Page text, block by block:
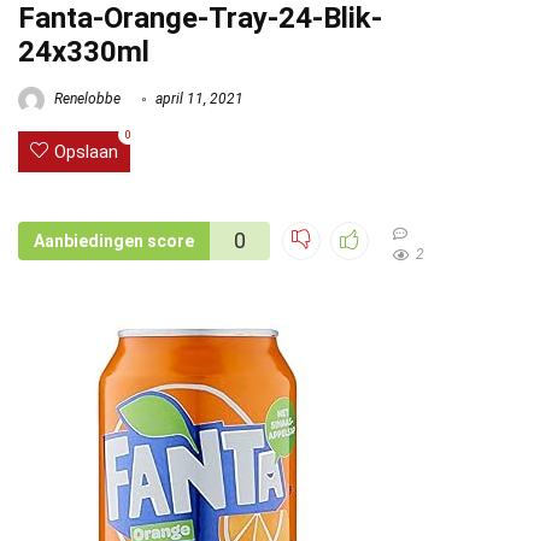
Fanta-Orange-Tray-24-Blik-
24x330ml
Renelobbe april 11, 2021
Opslaan
0
Aanbiedingen score 0
2